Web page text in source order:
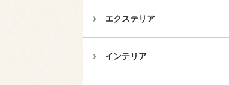
エクステリア
インテリア